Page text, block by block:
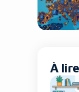
À